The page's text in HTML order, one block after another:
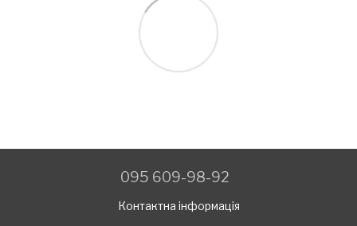
095 609-98-92
Контактна інформація